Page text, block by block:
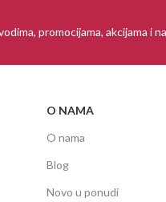
promocijama, akcijama i
O NAMA
O nama
Blog
Novo u ponudi